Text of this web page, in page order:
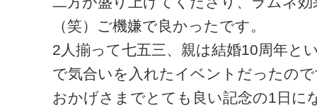
（笑）ご機嫌で良かったです。
2人揃って七五三、親は結婚10周年と
で気合いを入れたイベントだったの
おかげさまでとても良い記念の1日に